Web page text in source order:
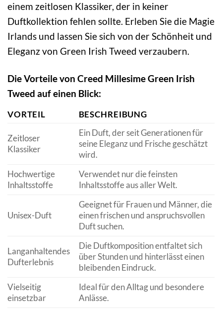
einem zeitlosen Klassiker, der in keiner
Duftkollektion fehlen sollte. Erleben Sie die Magie
Irlands und lassen Sie sich von der Schönheit und
Eleganz von Green Irish Tweed verzaubern.
Die Vorteile von Creed Millesime Green Irish
Tweed auf einen Blick:
VORTEIL BESCHREIBUNG
Zeitloser
Klassiker
Ein Duft, der seit Generationen für
seine Eleganz und Frische geschätzt
wird.
Hochwertige
Inhaltsstoffe
Verwendet nur die feinsten
Inhaltsstoffe aus aller Welt.
Unisex-Duft
Geeignet für Frauen und Männer, die
einen frischen und anspruchsvollen
Duft suchen.
Langanhaltendes
Dufterlebnis
Die Duftkomposition entfaltet sich
über Stunden und hinterlässt einen
bleibenden Eindruck.
Vielseitig
einsetzbar
Ideal für den Alltag und besondere
Anlässe.